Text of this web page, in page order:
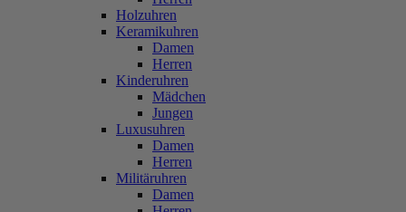
Holzuhren
Keramikuhren
Damen
Herren
Kinderuhren
Mädchen
Jungen
Luxusuhren
Damen
Herren
Militäruhren
Damen